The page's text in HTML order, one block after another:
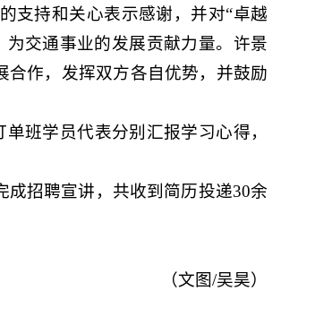
支持和关心表示感谢，并对“卓越
交通事业的发展贡献力量。许景
合作，发挥双方各自优势，并鼓励
班学员代表分别汇报学习心得，
招聘宣讲，共收到简历投递30余
（文图/吴昊）